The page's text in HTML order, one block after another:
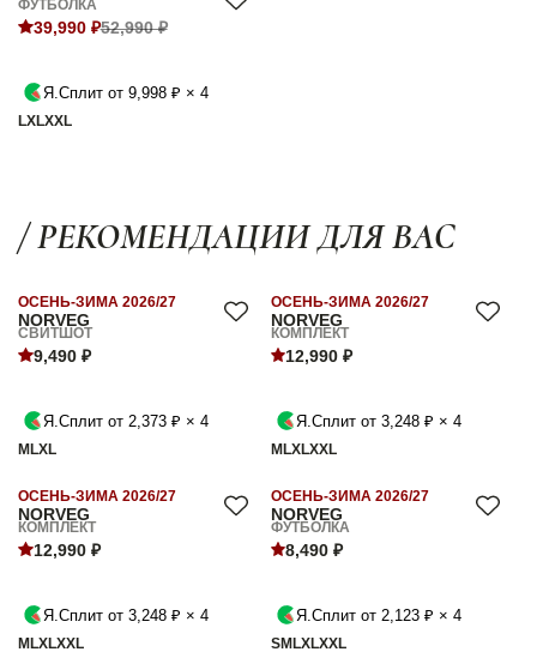
ФУТБОЛКА
39,990 ₽52,990 ₽
Я.Сплит от 9,998 ₽ × 4
LXLXXL
/ РЕКОМЕНДАЦИИ ДЛЯ ВАС
NORVEG
ОСЕНЬ-ЗИМА 2026/27
СВИТШОТ
9,490 ₽
Я.Сплит от 2,373 ₽ × 4
M LXL
NORVEG
ОСЕНЬ-ЗИМА 2026/27
КОМПЛЕКТ
12,990 ₽
Я.Сплит от 3,248 ₽ × 4
M LXLXXL
NORVEG
ОСЕНЬ-ЗИМА 2026/27
КОМПЛЕКТ
12,990 ₽
Я.Сплит от 3,248 ₽ × 4
M LXLXXL
NORVEG
ОСЕНЬ-ЗИМА 2026/27
ФУТБОЛКА
8,490 ₽
Я.Сплит от 2,123 ₽ × 4
SM LXLXXL